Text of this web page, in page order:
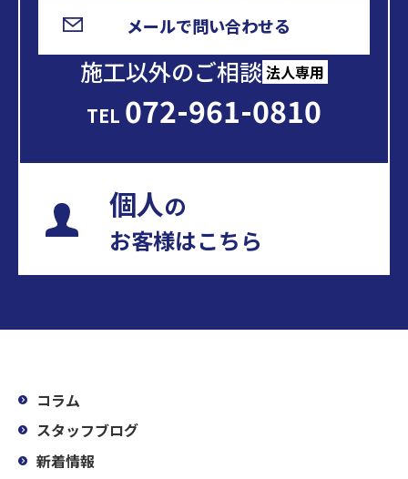
メールで問い合わせる
施工以外のご相談 法人専用
TEL 072-961-0810
個人の
お客様はこちら
コラム
スタッフブログ
新着情報